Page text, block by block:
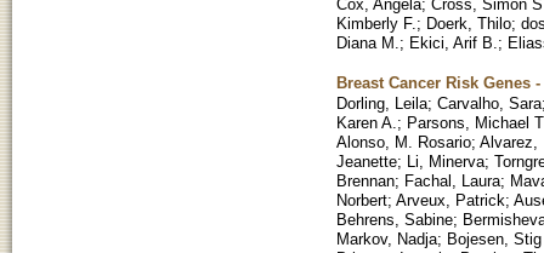
Cox, Angela; Cross, Simon
Kimberly F. ; Doerk, Thilo;
Diana M. ; Ekici, Arif B. ;
Breast Cancer Risk Genes
Dorling, Leila; Carvalho, Sara
Karen A. ; Parsons, Michael
Alonso, M. Rosario; Alvarez,
Jeanette; Li, Minerva;
Brennan; Fachal, Laura;
Norbert; Arveux, Patrick;
Behrens, Sabine;
Markov, Nadja; Bojesen,